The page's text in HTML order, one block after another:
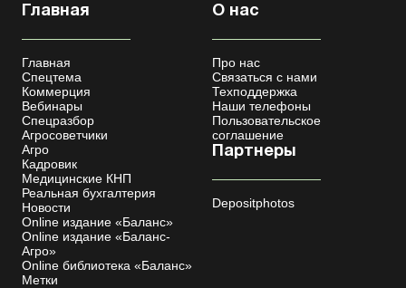
Главная
Главная
Спецтема
Коммерция
Вебинары
Спецразбор
Агросоветчики
Агро
Кадровик
Медицинские КНП
Реальная бухгалтерия
Новости
Online издание «Баланс»
Online издание «Баланс-
Агро»
Online библиотека «Баланс»
Метки
О нас
Про нас
Связаться с нами
Техподдержка
Наши телефоны
Пользовательское
соглашение
Партнеры
Depositphotos